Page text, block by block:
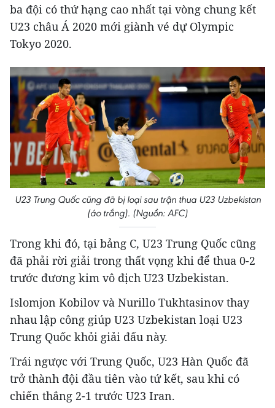
ba đội có thứ hạng cao nhất tại vòng chung kết
U23 châu Á 2020 mới giành vé dự Olympic
Tokyo 2020.
U23 Trung Quốc cũng đã bị loại sau trận thua U23 Uzbekistan
(áo trắng). (Nguồn: AFC)
Trong khi đó, tại bảng C, U23 Trung Quốc cũng
đã phải rời giải trong thất vọng khi để thua 0-2
trước đương kim vô địch U23 Uzbekistan.
Islomjon Kobilov và Nurillo Tukhtasinov thay
nhau lập công giúp U23 Uzbekistan loại U23
Trung Quốc khỏi giải đấu này.
Trái ngược với Trung Quốc, U23 Hàn Quốc đã
trở thành đội đầu tiên vào tứ kết, sau khi có
chiến thắng 2-1 trước U23 Iran.